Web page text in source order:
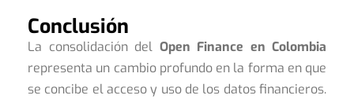
Conclusión
La consolidación del Open Finance en Colombia
representa un cambio profundo en la forma en que
se concibe el acceso y uso de los datos financieros.